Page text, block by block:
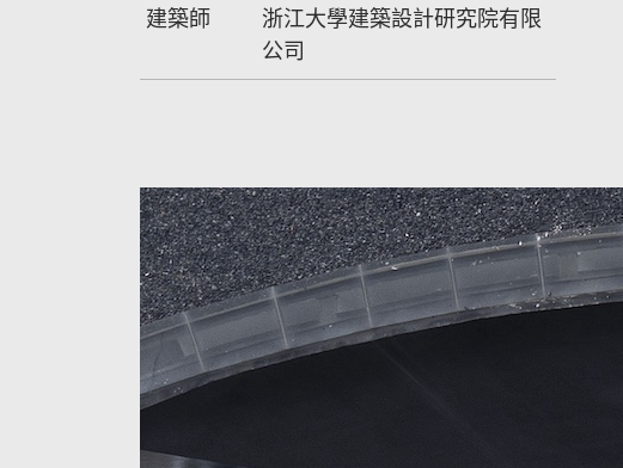
建築師
浙江大學建築設計研究院有限
公司